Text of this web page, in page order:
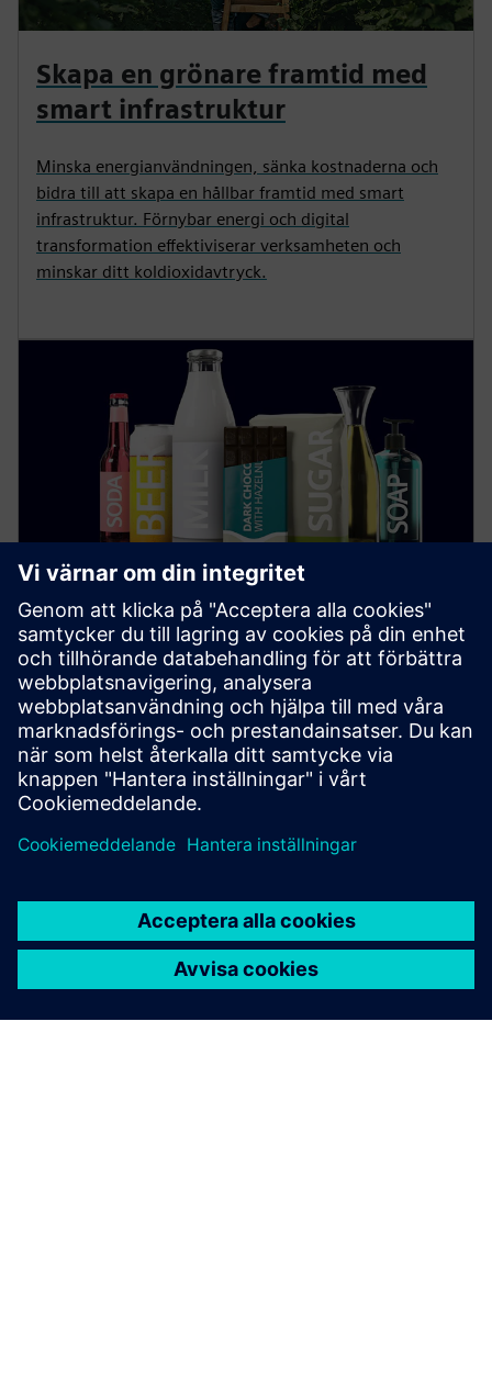
Skapa en grönare framtid med
smart infrastruktur
Minska energianvändningen, sänka kostnaderna och
bidra till att skapa en hållbar framtid med smart
infrastruktur. Förnybar energi och digital
transformation effektiviserar verksamheten och
minskar ditt koldioxidavtryck.
Mat och dryck
Ta reda på hur digitalisering och automatisering inom
livsmedelsindustrin ökar hållbarheten